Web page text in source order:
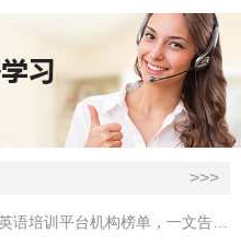
>>>
【16万人的经验贴】2022全球十大英语培训平台机构榜单，一文告诉你